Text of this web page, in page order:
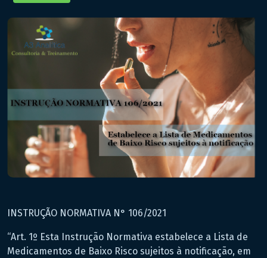
INSTRUÇÃO NORMATIVA N° 106/2021
“Art. 1º Esta Instrução Normativa estabelece a Lista de
Medicamentos de Baixo Risco sujeitos à notificação, em